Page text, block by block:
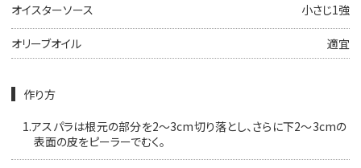
オイスターソース
小さじ1強
オリーブオイル 適宜
作り方
1.アスパラは根元の部分を2〜3cm切り落とし、さらに下2〜3cmの
表面の皮をピーラーでむく。